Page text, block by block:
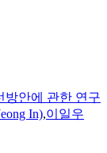
방안에 관한 연구
In),이일우